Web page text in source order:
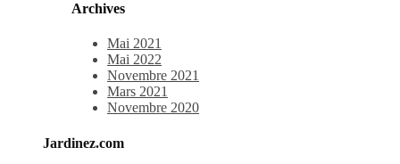
Archives
Mai 2021
Mai 2022
Novembre 2021
Mars 2021
Novembre 2020
Jardinez.com